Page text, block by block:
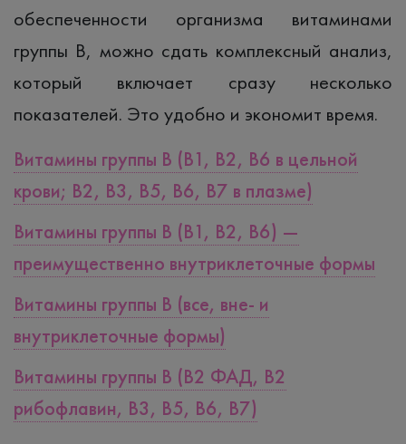
обеспеченности организма витаминами
группы B, можно сдать комплексный анализ,
который включает сразу несколько
показателей. Это удобно и экономит время.
Витамины группы B (B1, B2, B6 в цельной
крови; B2, B3, B5, B6, B7 в плазме)
Витамины группы B (B1, B2, B6) —
преимущественно внутриклеточные формы
Витамины группы B (все, вне- и
внутриклеточные формы)
Витамины группы B (B2 ФАД, B2
рибофлавин, B3, B5, B6, B7)